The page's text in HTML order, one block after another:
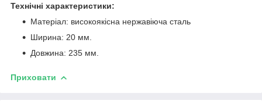
Технічні характеристики:
Матеріал: високоякісна нержавіюча сталь
Ширина: 20 мм.
Довжина: 235 мм.
Приховати